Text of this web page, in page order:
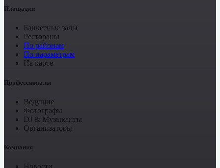
Площадки
Банкетные залы
Рестораны
По районам
По параметрам
На карте
Профессионалы
Ведущие
Фотографы
DJ & Музыканты
Организаторы
Компания
Новости